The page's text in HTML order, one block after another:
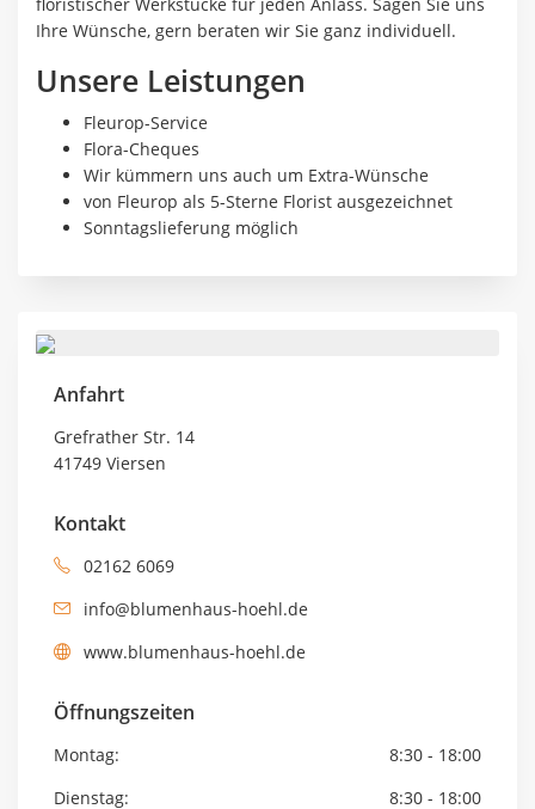
Ihre Wünsche, gern beraten wir Sie ganz individuell.
Unsere Leistungen
Fleurop-Service
Flora-Cheques
Wir kümmern uns auch um Extra-Wünsche
von Fleurop als 5-Sterne Florist ausgezeichnet
Sonntagslieferung möglich
Anfahrt
Grefrather Str. 14
41749 Viersen
Kontakt
02162 6069
info@blumenhaus-hoehl.de
www.blumenhaus-hoehl.de
Öffnungszeiten
Montag:
8:30 - 18:00
Dienstag:
8:30 - 18:00